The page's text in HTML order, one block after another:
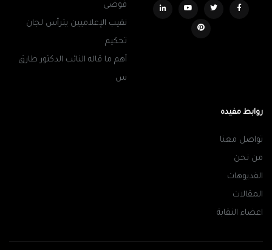
فوضى
نقيب الإعلاميين يترأس لجان
تحكيم
أهم ما قاله النائب الدكتور طارق
س
روابط مفيده
تواصل معنا
من نحن
الفديوهات
المقالات
اعضاء النقابة